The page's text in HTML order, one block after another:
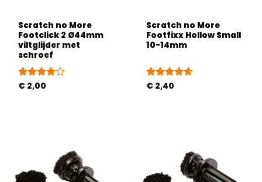
Scratch no More
Footclick 2 Ø44mm
viltglijder met
schroef
Gewaardeerd
€ 2,00
Scratch no More
Footfixx Hollow Small
10-14mm
Gewaardeerd
€ 2,40